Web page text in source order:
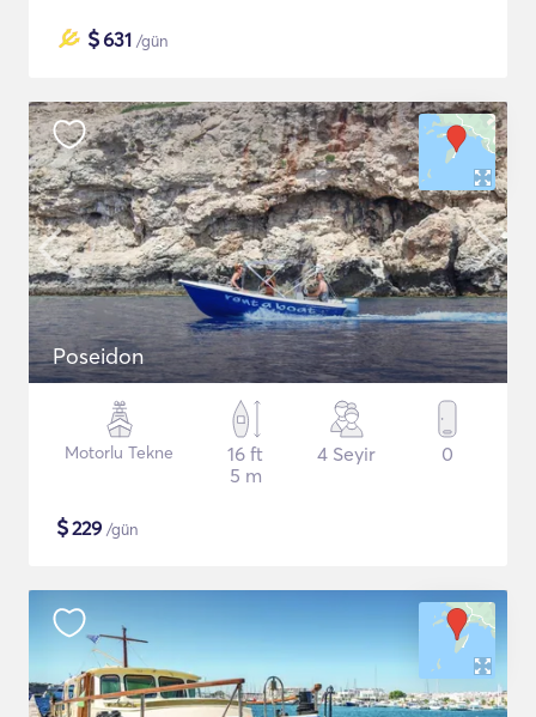
$631 /gün
Poseidon
Motorlu Tekne
16 ft
5 m
4 Seyir 0
$229 /gün